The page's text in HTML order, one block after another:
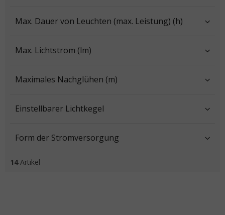
Max. Dauer von Leuchten (max. Leistung) (h)
Max. Lichtstrom (lm)
Maximales Nachglühen (m)
Einstellbarer Lichtkegel
Form der Stromversorgung
14Artikel